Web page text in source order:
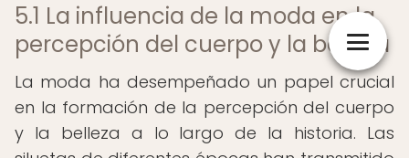
5.1 La influencia de la moda en la
percepción del cuerpo y la belleza
La moda ha desempeñado un papel crucial
en la formación de la percepción del cuerpo
y la belleza a lo largo de la historia. Las